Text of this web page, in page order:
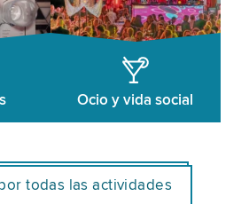
Ocio y vida social
todas las actividades